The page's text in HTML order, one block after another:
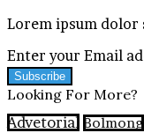
Lorem ipsum dolor
Enter your Email
Looking For More?
Advetorial Bolmong